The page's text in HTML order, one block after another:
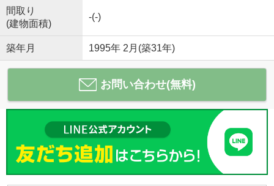
間取り
(建物面積)
-(-)
築年月 1995年 2月(築31年)
お問い合わせ(無料)